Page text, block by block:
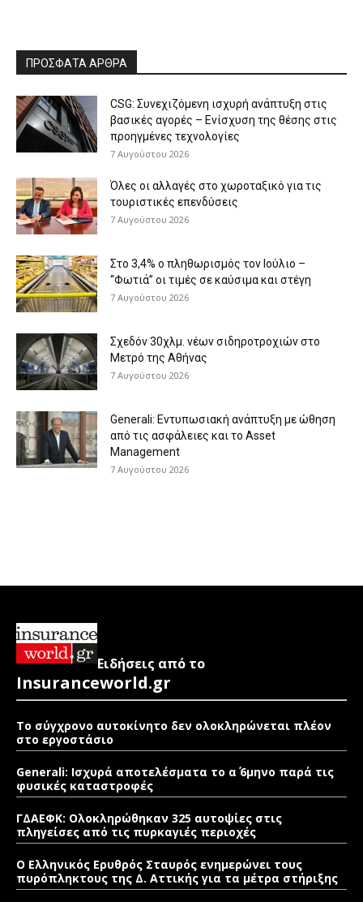
ΠΡΟΣΦΑΤΑ ΑΡΘΡΑ
CSG: Συνεχιζόμενη ισχυρή ανάπτυξη στις
βασικές αγορές – Ενίσχυση της θέσης στις
προηγμένες τεχνολογίες
7 Αυγούστου 2026
Όλες οι αλλαγές στο χωροταξικό για τις
τουριστικές επενδύσεις
7 Αυγούστου 2026
Στο 3,4% ο πληθωρισμός τον Ιούλιο –
“Φωτιά” οι τιμές σε καύσιμα και στέγη
7 Αυγούστου 2026
Σχεδόν 30χλμ. νέων σιδηροτροχιών στο
Μετρό της Αθήνας
7 Αυγούστου 2026
Generali: Eντυπωσιακή ανάπτυξη με ώθηση
από τις ασφάλειες και το Asset
Management
7 Αυγούστου 2026
Ειδήσεις από το
Insuranceworld.gr
Το σύγχρονο αυτοκίνητο δεν ολοκληρώνεται πλέον
στο εργοστάσιο
Generali: Ισχυρά αποτελέσματα το α΄ 6μηνο παρά τις
φυσικές καταστροφές
ΓΔΑΕΦΚ: Ολοκληρώθηκαν 325 αυτοψίες στις
πληγείσες από τις πυρκαγιές περιοχές
Ο Ελληνικός Ερυθρός Σταυρός ενημερώνει τους
πυρόπληκτους της Δ. Αττικής για τα μέτρα στήριξης